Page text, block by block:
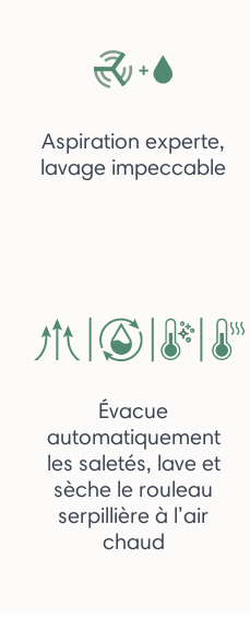
Aspiration experte,
lavage impeccable
Évacue
automatiquement
les saletés, lave et
sèche le rouleau
serpillière à l’air
chaud